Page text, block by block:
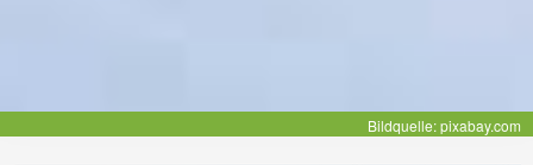
Bildquelle: pixabay.com